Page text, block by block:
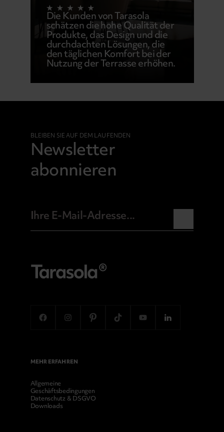
Die Kunden von Tarasola
schätzen die hohe Qualität der
Produkte, das Design und die
durchdachten Lösungen, die
den täglichen Komfort bei der
Nutzung der Terrasse erhöhen.
BLEIBEN SIE AUF DEM LAUFENDEN
Newsletter
abonnieren
MEHR ERFAHREN
Allgemeine
Geschäftsbedingungen
Datenschutz & DSGVO
Downloads